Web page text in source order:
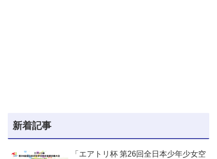
新着記事
「エアトリ杯 第26回全日本少年少女空